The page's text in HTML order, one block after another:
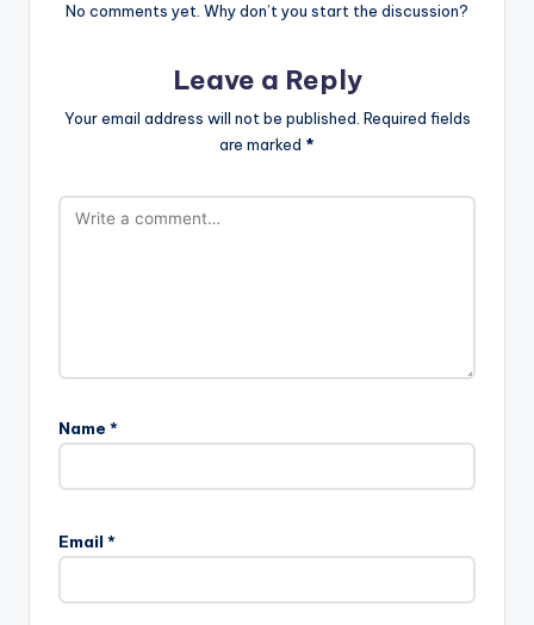
No comments yet. Why don’t you start the discussion?
Leave a Reply
Your email address will not be published. Required fields
are marked *
Name *
Email *